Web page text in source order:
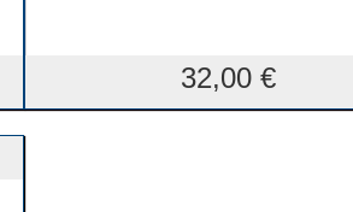
32,00€